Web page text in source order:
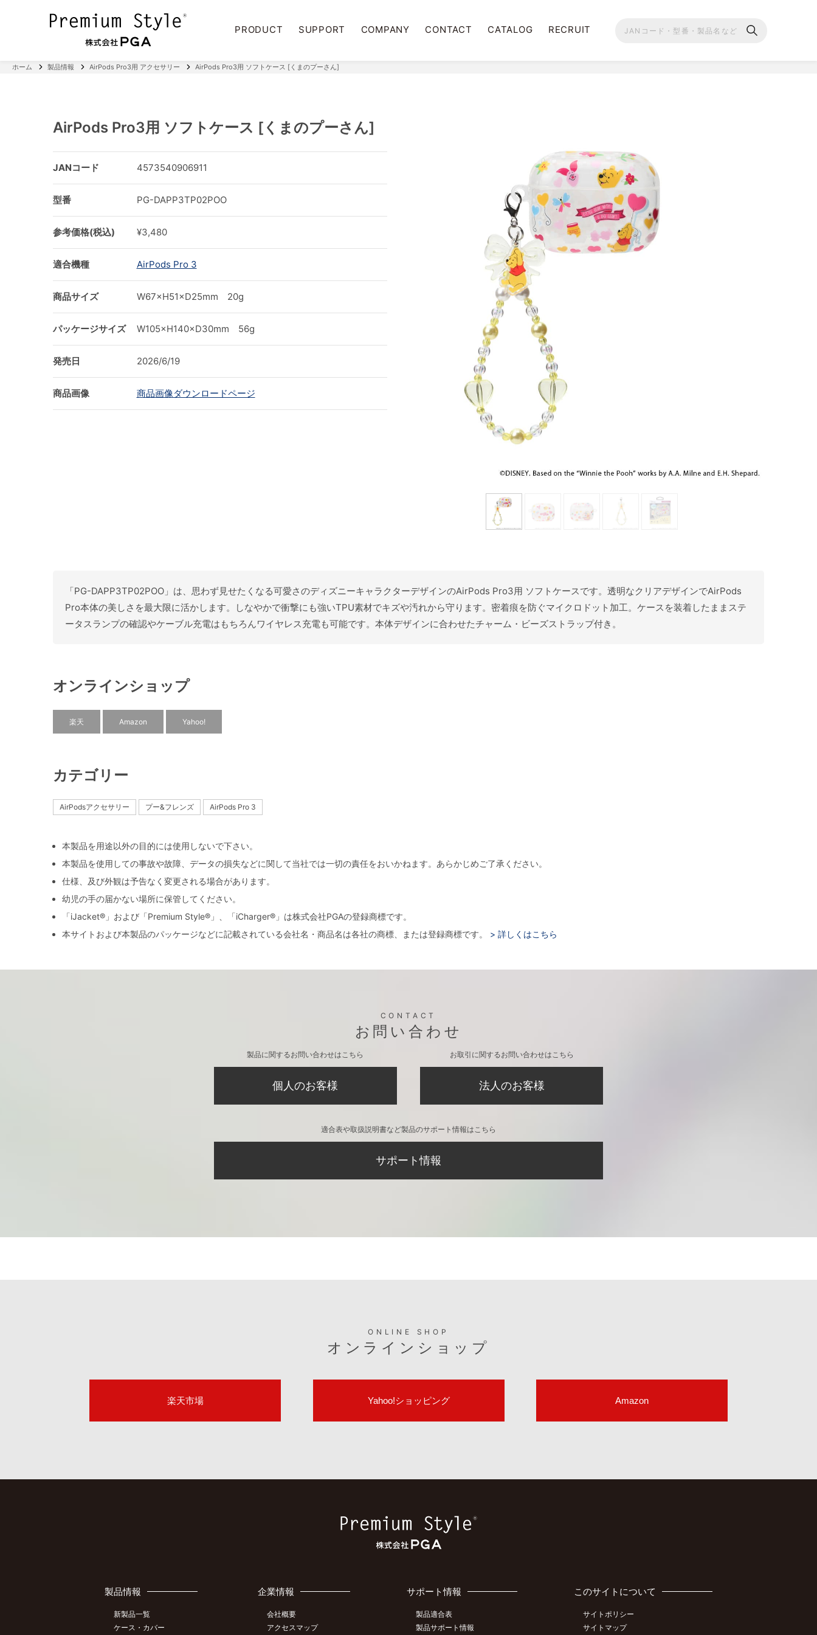
PRODUCT SUPPORT COMPANY CONTACT CATALOG RECRUIT
ホーム 製品情報 AirPods Pro3用 アクセサリー AirPods Pro3用 ソフトケース [くまのプーさん]
AirPods Pro3用 ソフトケース [くまのプーさん]
JANコード 4573540906911
型番 PG-DAPP3TP02POO
参考価格(税込) ¥3,480
適合機種 AirPods Pro 3
商品サイズ W67×H51×D25mm 20g
パッケージサイズ W105×H140×D30mm 56g
発売日 2026/6/19
商品画像 商品画像ダウンロードページ
「PG-DAPP3TP02POO」は、思わず見せたくなる可愛さのディズニーキャラクターデザインのAirPods Pro3用 ソフトケースです。透明なクリアデザインでAirPods
Pro本体の美しさを最大限に活かします。しなやかで衝撃にも強いTPU素材でキズや汚れから守ります。密着痕を防ぐマイクロドット加工。ケースを装着したままステ
ータスランプの確認やケーブル充電はもちろんワイヤレス充電も可能です。本体デザインに合わせたチャーム・ビーズストラップ付き。
オンラインショップ
楽天 Amazon Yahoo!
カテゴリー
AirPodsアクセサリー プー&フレンズ AirPods Pro 3
本製品を用途以外の目的には使用しないで下さい。
本製品を使用しての事故や故障、データの損失などに関して当社では一切の責任をおいかねます。あらかじめご了承ください。
仕様、及び外観は予告なく変更される場合があります。
幼児の手の届かない場所に保管してください。
「iJacket®」および「Premium Style®」、「iCharger®」は株式会社PGAの登録商標です。
本サイトおよび本製品のパッケージなどに記載されている会社名・商品名は各社の商標、または登録商標です。
> 詳しくはこちら
CONTACT
お問い合わせ
製品に関するお問い合わせはこちら
個人のお客様
お取引に関するお問い合わせはこちら
法人のお客様
適合表や取扱説明書など製品のサポート情報はこちら
サポート情報
ONLINE SHOP
オンラインショップ
楽天市場 Yahoo!ショッピング Amazon
製品情報
新製品一覧
ケース・カバー
企業情報
会社概要
アクセスマップ
サポート情報
製品適合表
製品サポート情報
このサイトについて
サイトポリシー
サイトマップ